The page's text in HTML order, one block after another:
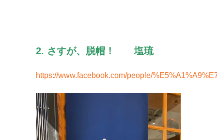
2. さすが、脱帽！ 塩琉
https://www.facebook.com/people/